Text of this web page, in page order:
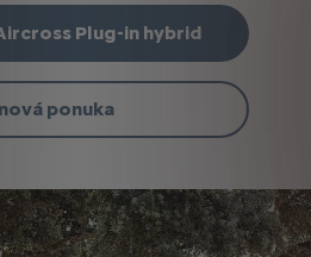
Plug-in hybrid
ponuka